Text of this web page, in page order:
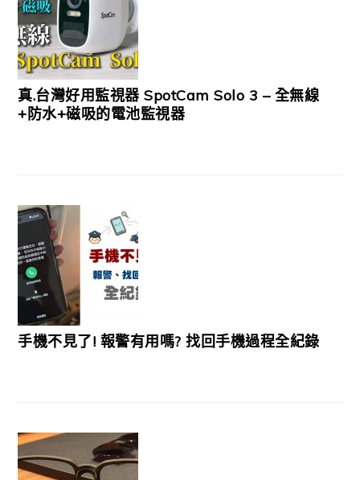
真.台灣好用監視器 SpotCam Solo 3 – 全無線
+防水+磁吸的電池監視器
手機不見了! 報警有用嗎? 找回手機過程全紀錄